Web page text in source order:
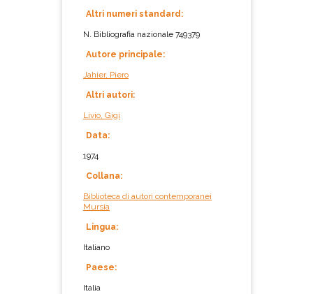
Altri numeri standard:
N. Bibliografia nazionale 749379
Autore principale:
Jahier, Piero
Altri autori:
Livio, Gigi
Data:
1974
Collana:
Biblioteca di autori contemporanei
Mursia
Lingua:
Italiano
Paese:
Italia